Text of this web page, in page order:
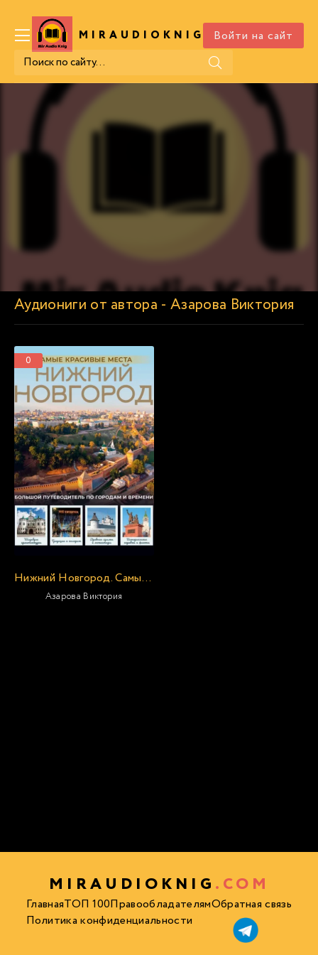
MIRAUDIOKNIG .COM
Войти на сайт
Аудиониги от автора - Азарова Виктория
0
Нижний Новгород. Самые красивые места
Азарова Виктория
MIRAUDIOKNIG .COM
ГлавнаяТОП 100ПравообладателямОбратная связь
Политика конфиденциальности